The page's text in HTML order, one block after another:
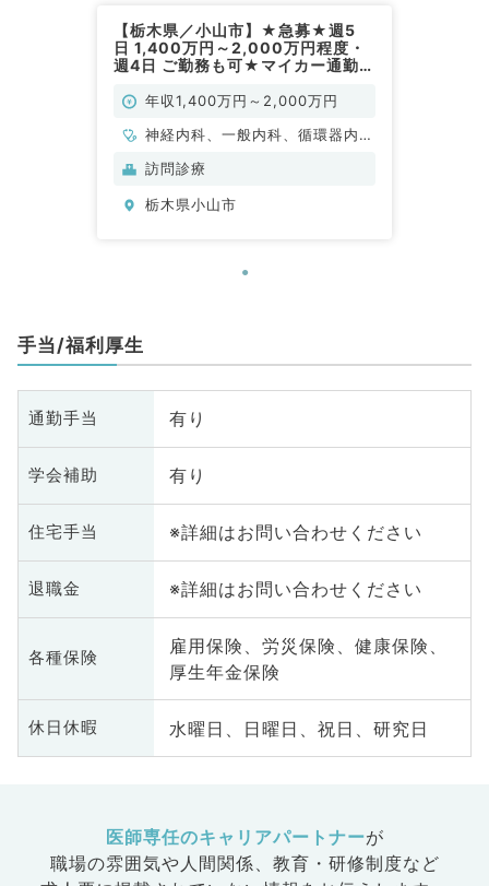
【栃木県／小山市】★急募★週5
日 1,400万円～2,000万円程度・
週4日 ご勤務も可★マイカー通勤可
／常勤）
年収1,400万円～2,000万円
神経内科、一般内科、循環器内
科、呼吸器内科、消化器内科、内
内科、外科系全般、一般外科、膠
訪問診療
栃木県小山市
手当/福利厚生
通勤手当 有り
学会補助 有り
住宅手当 ※詳細はお問い合わせください
退職金 ※詳細はお問い合わせください
各種保険
雇用保険、労災保険、健康保険、
厚生年金保険
休日休暇 水曜日、日曜日、祝日、研究日
医師専任のキャリアパートナーが
職場の雰囲気や人間関係、 教育・研修制度など